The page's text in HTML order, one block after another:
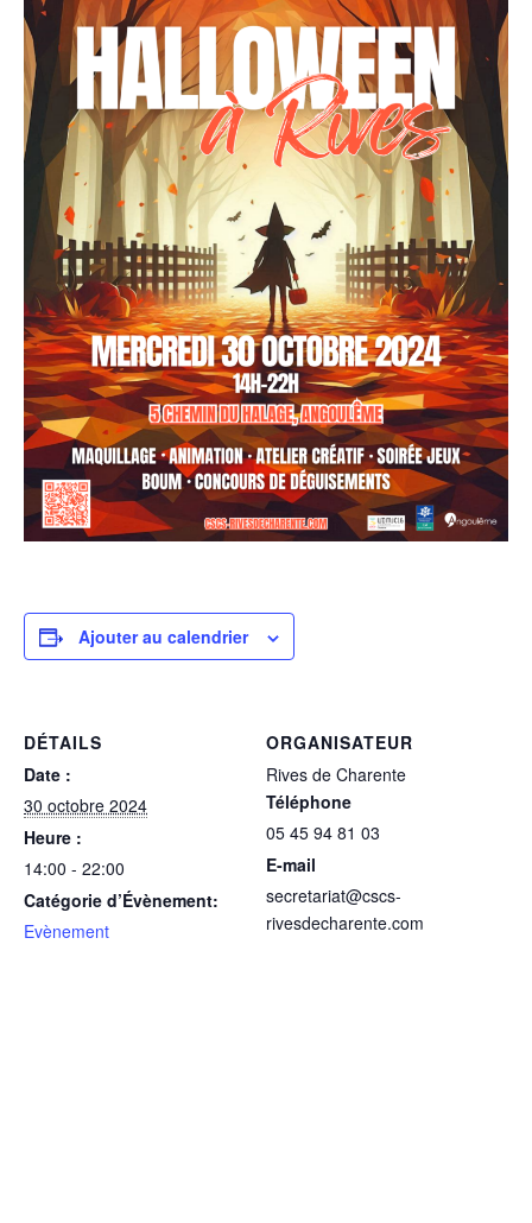
Ajouter au calendrier
DÉTAILS
Date :
30 octobre 2024
Heure :
14:00 - 22:00
Catégorie d’Évènement:
Evènement
ORGANISATEUR
Rives de Charente
Téléphone
05 45 94 81 03
E-mail
secretariat@cscs-
rivesdecharente.com